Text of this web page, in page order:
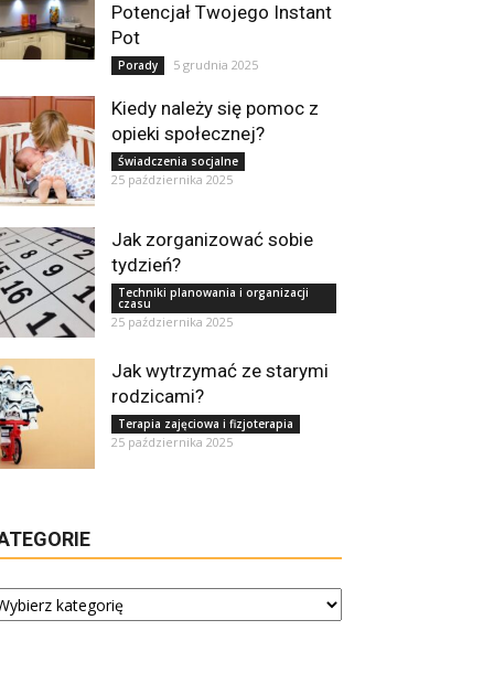
Potencjał Twojego Instant
Pot
Porady 5 grudnia 2025
Kiedy należy się pomoc z
opieki społecznej?
Świadczenia socjalne
25 października 2025
Jak zorganizować sobie
tydzień?
Techniki planowania i organizacji
czasu
25 października 2025
Jak wytrzymać ze starymi
rodzicami?
Terapia zajęciowa i fizjoterapia
25 października 2025